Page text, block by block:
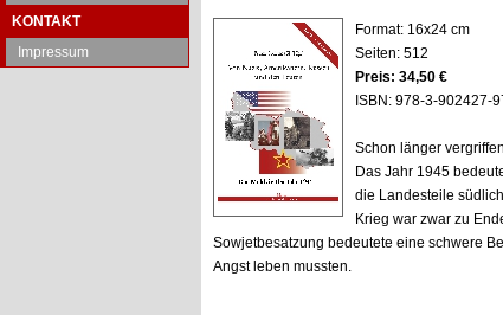
KONTAKT
Impressum
Format: 16x24 cm
Seiten: 512
Preis: 34,50 €
ISBN: 978-3-902427-
Schon länger
Das Jahr 1945
die Landesteile
Krieg war zwar zu
Sowjetbesatzung bedeutete eine schwere
Angst leben mussten.